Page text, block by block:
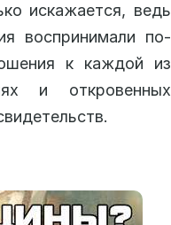
искажается, ведь
воспринимали по-
к каждой из
и откровенных